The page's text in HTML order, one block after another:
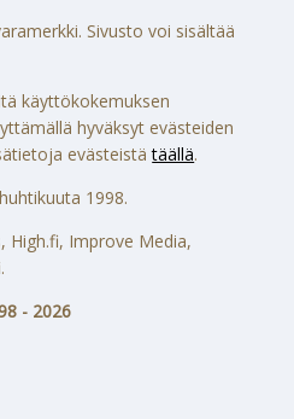
Sivusto voi sisältää
käyttökokemuksen
hyväksyt evästeiden
evästeistätäällä.
1998.
High.fi, Improve Media,
- 2026